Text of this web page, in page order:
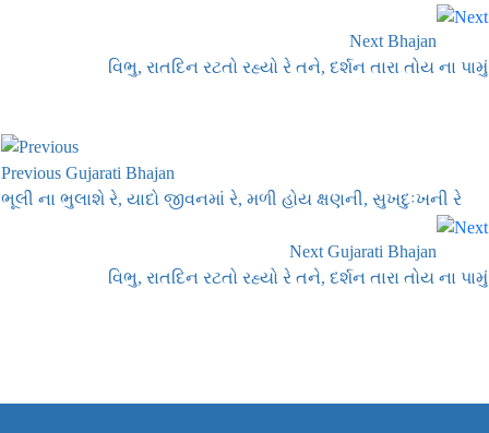
Next Bhajan
વિભુ, રાતદિન રટતો રહ્યો રે તને, દર્શન તારા તોય ના પામું
Previous Gujarati Bhajan
ભૂલી ના ભુલાશે રે, યાદો જીવનમાં રે, મળી હોય ક્ષણની, સુખદુઃખની રે
Next Gujarati Bhajan
વિભુ, રાતદિન રટતો રહ્યો રે તને, દર્શન તારા તોય ના પામું